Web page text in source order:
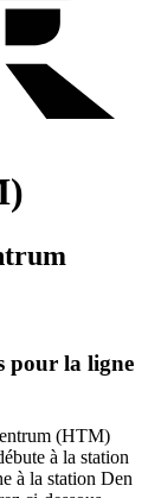
pour la ligne
(HTM)
à la station
à la station Den